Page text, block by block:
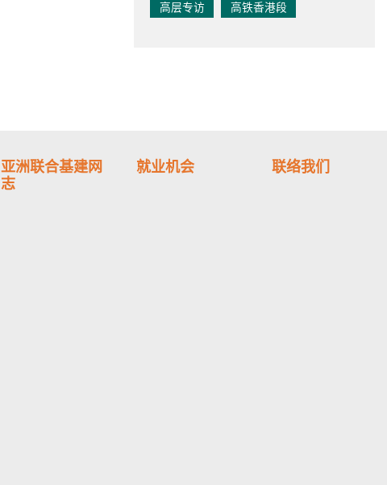
高层专访
高铁香港段
亚洲联合基建网
志
就业机会 联络我们